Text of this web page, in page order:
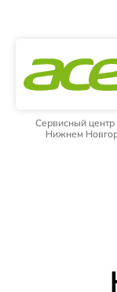
Сервисный центр
Нижнем